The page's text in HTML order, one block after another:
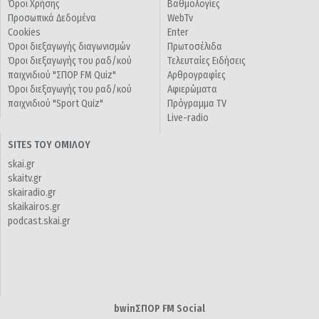
Όροι Χρήσης
Προσωπικά Δεδομένα
Cookies
Όροι διεξαγωγής διαγωνισμών
Όροι διεξαγωγής του ραδ/κού
παιχνιδιού "ΣΠΟΡ FM Quiz"
Όροι διεξαγωγής του ραδ/κού
παιχνιδιού "Sport Quiz"
Βαθμολογίες
WebTv
Enter
Πρωτοσέλιδα
Τελευταίες Ειδήσεις
Αρθρογραφίες
Αφιερώματα
Πρόγραμμα TV
Live-radio
SITES ΤΟΥ ΟΜΙΛΟΥ
skai.gr
skaitv.gr
skairadio.gr
skaikairos.gr
podcast.skai.gr
bwinΣΠΟΡ FM Social